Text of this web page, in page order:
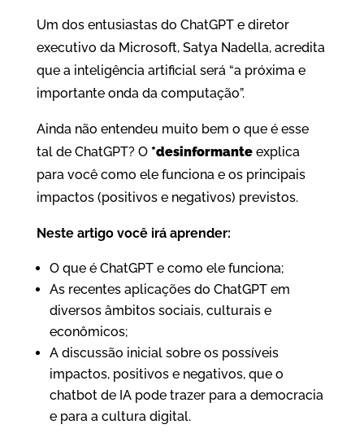
Um dos entusiastas do ChatGPT e diretor
executivo da Microsoft, Satya Nadella, acredita
que a inteligência artificial será “a próxima e
importante onda da computação”.
Ainda não entendeu muito bem o que é esse
tal de ChatGPT? O *desinformanteexplica
para você como ele funciona e os principais
impactos (positivos e negativos) previstos.
Neste artigo você irá aprender:
O que é ChatGPT e como ele funciona;
As recentes aplicações do ChatGPT em
diversos âmbitos sociais, culturais e
econômicos;
A discussão inicial sobre os possíveis
impactos, positivos e negativos, que o
chatbot de IA pode trazer para a democracia
e para a cultura digital.